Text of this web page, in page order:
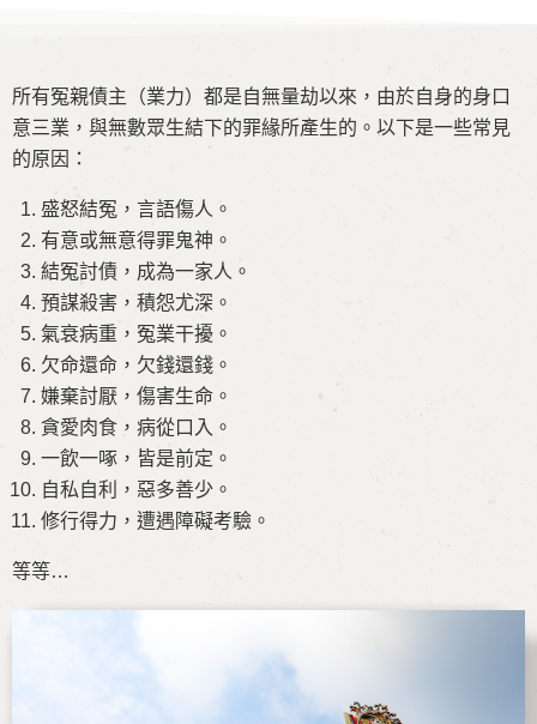
所有冤親債主（業力）都是自無量劫以來，由於自身的身口
意三業，與無數眾生結下的罪緣所產生的。以下是一些常見
的原因：
盛怒結冤，言語傷人。
有意或無意得罪鬼神。
結冤討債，成為一家人。
預謀殺害，積怨尤深。
氣衰病重，冤業干擾。
欠命還命，欠錢還錢。
嫌棄討厭，傷害生命。
貪愛肉食，病從口入。
一飲一啄，皆是前定。
自私自利，惡多善少。
修行得力，遭遇障礙考驗。
等等…